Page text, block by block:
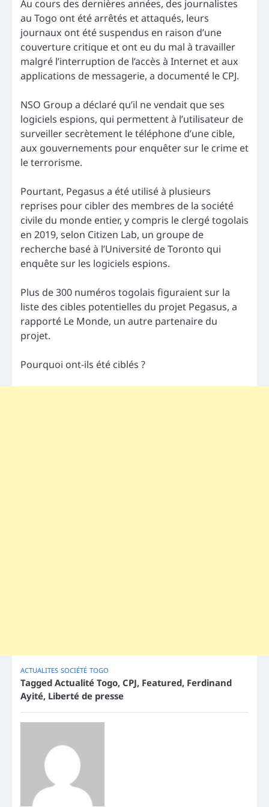
Au cours des dernières années, des journalistes
au Togo ont été arrêtés et attaqués, leurs
journaux ont été suspendus en raison d’une
couverture critique et ont eu du mal à travailler
malgré l’interruption de l’accès à Internet et aux
applications de messagerie, a documenté le CPJ.
NSO Group a déclaré qu’il ne vendait que ses
logiciels espions, qui permettent à l’utilisateur de
surveiller secrètement le téléphone d’une cible,
aux gouvernements pour enquêter sur le crime et
le terrorisme.
Pourtant, Pegasus a été utilisé à plusieurs
reprises pour cibler des membres de la société
civile du monde entier, y compris le clergé togolais
en 2019, selon Citizen Lab, un groupe de
recherche basé à l’Université de Toronto qui
enquête sur les logiciels espions.
Plus de 300 numéros togolais figuraient sur la
liste des cibles potentielles du projet Pegasus, a
rapporté Le Monde, un autre partenaire du
projet.
Pourquoi ont-ils été ciblés ?
ACTUALITES SOCIÉTÉ TOGO
Tagged Actualité Togo, CPJ, Featured, Ferdinand
Ayité, Liberté de presse